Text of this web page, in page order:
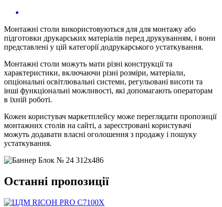
Монтажні столи використовуються для для монтажу або
підготовки друкарських матеріалів перед друкуванням, і вони
представлені у цій категорії додрукарського устаткування.
Монтажні столи можуть мати різні конструкції та
характеристики, включаючи різні розміри, матеріали,
опціональні освітлювальні системи, регульовані висоти та
інші функціональні можливості, які допомагають операторам
в їхній роботі.
Кожен користувач маркетплейсу може переглядати пропозиції
монтажних столів на сайті, а зареєстровані користувачі
можуть додавати власні оголошення з продажу і пошуку
устаткування.
Останні пропозиції